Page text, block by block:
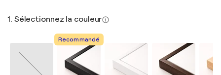
1. Sélectionnez la couleur
Recommandé